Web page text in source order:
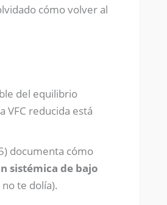
cómo volver al
del equilibrio
VFC reducida está
documenta cómo
sistémica de bajo
te dolía).